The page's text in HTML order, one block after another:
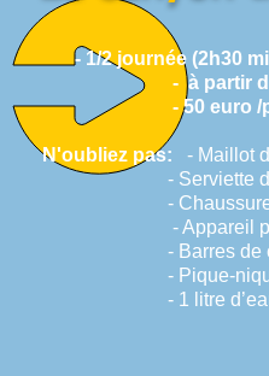
- 1/2 journée (2h30
de 8
euro /
N'oubliez pas: - Maillot
de
de
photo
de
par